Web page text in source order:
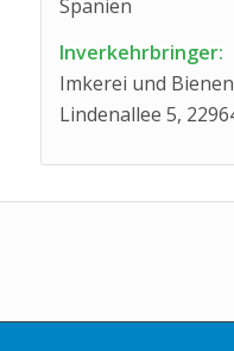
Spanien
Inverkehrbringer:
Imkerei und
Lindenallee 5,